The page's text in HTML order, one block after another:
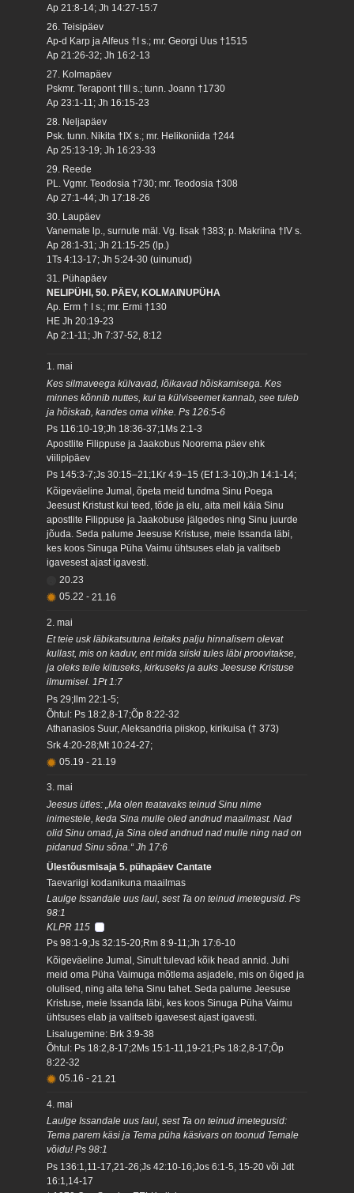
Ap 21:8-14; Jh 14:27-15:7
26. Teisipäev
Ap-d Karp ja Alfeus †I s.; mr. Georgi Uus †1515
Ap 21:26-32; Jh 16:2-13
27. Kolmapäev
Pskmr. Terapont †III s.; tunn. Joann †1730
Ap 23:1-11; Jh 16:15-23
28. Neljapäev
Psk. tunn. Nikita †IX s.; mr. Helikoniida †244
Ap 25:13-19; Jh 16:23-33
29. Reede
PL. Vgmr. Teodosia †730; mr. Teodosia †308
Ap 27:1-44; Jh 17:18-26
30. Laupäev
Vanemate lp., surnute mäl. Vg. Iisak †383; p. Makriina †IV s.
Ap 28:1-31; Jh 21:15-25 (lp.)
1Ts 4:13-17; Jh 5:24-30 (uinunud)
31. Pühapäev
NELIPÜHI, 50. PÄEV, KOLMAINUPÜHA
Ap. Erm † I s.; mr. Ermi †130
HE Jh 20:19-23
Ap 2:1-11; Jh 7:37-52, 8:12
1. mai
Kes silmaveega külvavad, lõikavad hõiskamisega. Kes
minnes kõnnib nuttes, kui ta külviseemet kannab, see tuleb
ja hõiskab, kandes oma vihke. Ps 126:5-6
Ps 116:10-19;Jh 18:36-37;1Ms 2:1-3
Apostlite Filippuse ja Jaakobus Noorema päev ehk
viilipipäev
Ps 145:3-7;Js 30:15–21;1Kr 4:9–15 (Ef 1:3-10);Jh 14:1-14;
Kõigeväeline Jumal, õpeta meid tundma Sinu Poega
Jeesust Kristust kui teed, tõde ja elu, aita meil käia Sinu
apostlite Filippuse ja Jaakobuse jälgedes ning Sinu juurde
jõuda. Seda palume Jeesuse Kristuse, meie Issanda läbi,
kes koos Sinuga Püha Vaimu ühtsuses elab ja valitseb
igavesest ajast igavesti.
20.23
05.22 - 21.16
2. mai
Et teie usk läbikatsutuna leitaks palju hinnalisem olevat
kullast, mis on kaduv, ent mida siiski tules läbi proovitakse,
ja oleks teile kiituseks, kirkuseks ja auks Jeesuse Kristuse
ilmumisel. 1Pt 1:7
Ps 29;Ilm 22:1-5;
Õhtul: Ps 18:2,8-17;Õp 8:22-32
Athanasios Suur, Aleksandria piiskop, kirikuisa († 373)
Srk 4:20-28;Mt 10:24-27;
05.19 - 21.19
3. mai
Jeesus ütles: „Ma olen teatavaks teinud Sinu nime
inimestele, keda Sina mulle oled andnud maailmast. Nad
olid Sinu omad, ja Sina oled andnud nad mulle ning nad on
pidanud Sinu sõna.“ Jh 17:6
Ülestõusmisaja 5. pühapäev Cantate
Taevariigi kodanikuna maailmas
Laulge Issandale uus laul, sest Ta on teinud imetegusid. Ps
98:1
KLPR 115
Ps 98:1-9;Js 32:15-20;Rm 8:9-11;Jh 17:6-10
Kõigeväeline Jumal, Sinult tulevad kõik head annid. Juhi
meid oma Püha Vaimuga mõtlema asjadele, mis on õiged ja
olulised, ning aita teha Sinu tahet. Seda palume Jeesuse
Kristuse, meie Issanda läbi, kes koos Sinuga Püha Vaimu
ühtsuses elab ja valitseb igavesest ajast igavesti.
Lisalugemine: Brk 3:9-38
Õhtul: Ps 18:2,8-17;2Ms 15:1-11,19-21;Ps 18:2,8-17;Õp
8:22-32
05.16 - 21.21
4. mai
Laulge Issandale uus laul, sest Ta on teinud imetegusid:
Tema parem käsi ja Tema püha käsivars on toonud Temale
võidu! Ps 98:1
Ps 136:1,11-17,21-26;Js 42:10-16;Jos 6:1-5, 15-20 või Jdt
16:1,14-17